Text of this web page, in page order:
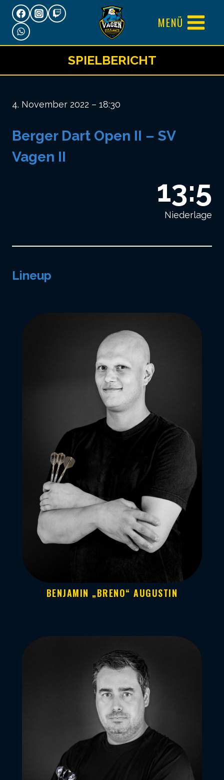
Zum
Inhalt
springen
MENÜ
SPIELBERICHT
4. November 2022 – 18:30
Berger Dart Open II – SV
Vagen II
13:5
Niederlage
Lineup
BENJAMIN „BRENO“ AUGUSTIN